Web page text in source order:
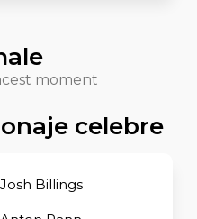
moment
celebre
Josh Billings